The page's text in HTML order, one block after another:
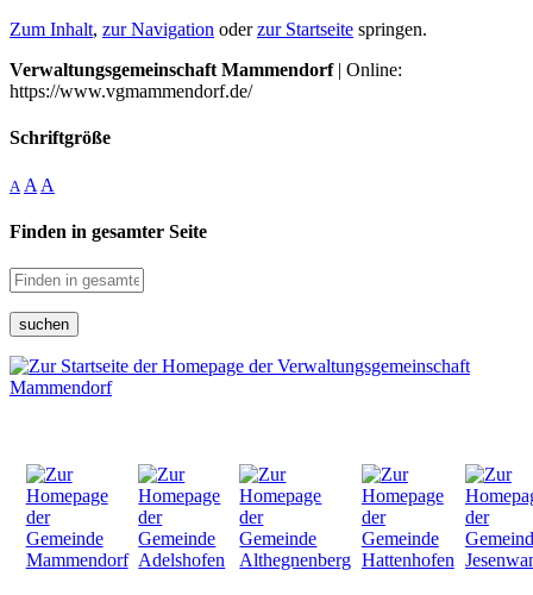
Zum Inhalt, zur Navigation oderzur Startseite springen.
Verwaltungsgemeinschaft Mammendorf| Online:
https://www.vgmammendorf.de/
Schriftgröße
A A A
Finden in gesamter Seite
suchen